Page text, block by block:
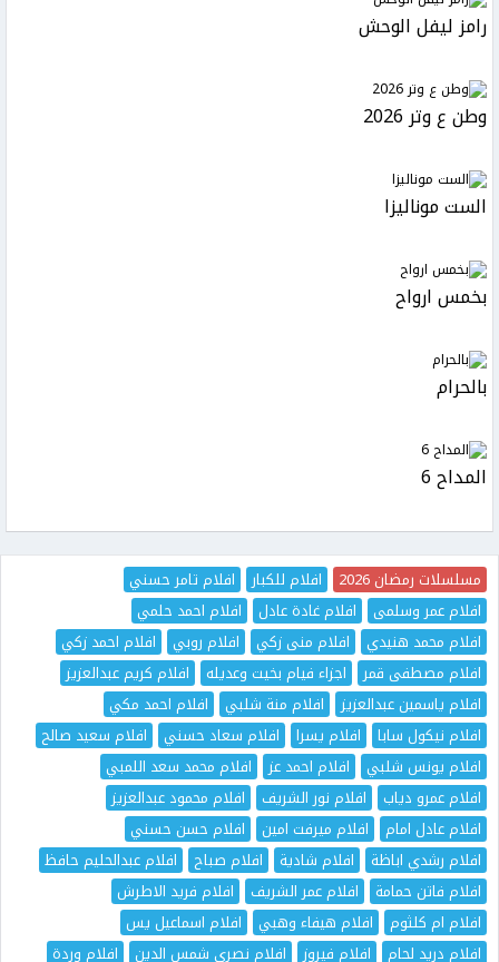
رامز ليفل الوحش
وطن ع وتر 2026
الست موناليزا
بخمس ارواح
بالحرام
المداح 6
مسلسلات رمضان 2026 افلام للكبار
افلام تامر حسني
افلام عمر وسلمى
افلام غادة عادل
افلام احمد حلمي
افلام محمد هنيدي
افلام منى زكي افلام روبي
افلام احمد زكي
افلام مصطفى قمر
اجزاء فيام بخيت وعديله
افلام كريم عبدالعزيز
افلام ياسمين عبدالعزيز
افلام منة شلبي
افلام احمد مكي
افلام نيكول سابا
افلام يسرا افلام سعاد حسني
افلام سعيد صالح
افلام يونس شلبي
افلام احمد عز
افلام محمد سعد اللمبي
افلام عمرو دياب
افلام نور الشريف
افلام محمود عبدالعزيز
افلام عادل امام
افلام ميرفت امين
افلام حسن حسني
افلام رشدي اباظة
افلام شادية افلام صباح
افلام عبدالحليم حافظ
افلام فاتن حمامة
افلام عمر الشريف
افلام فريد الاطرش
افلام ام كلثوم
افلام هيفاء وهبي
افلام اسماعيل يس
افلام دريد لحام
افلام فيروز افلام نصرى شمس الدين افلام وردة